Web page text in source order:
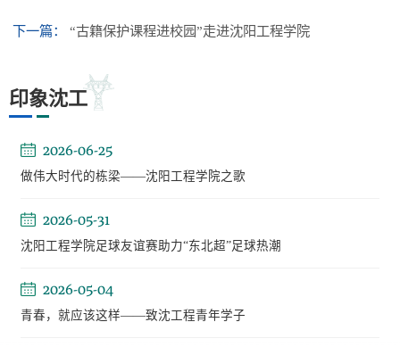
下一篇： “古籍保护课程进校园”走进沈阳工程学院
印象沈工
2026-06-25
做伟大时代的栋梁——沈阳工程学院之歌
2026-05-31
沈阳工程学院足球友谊赛助力“东北超”足球热潮
2026-05-04
青春，就应该这样——致沈工程青年学子